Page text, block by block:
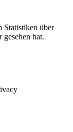
Statistiken über
hat.